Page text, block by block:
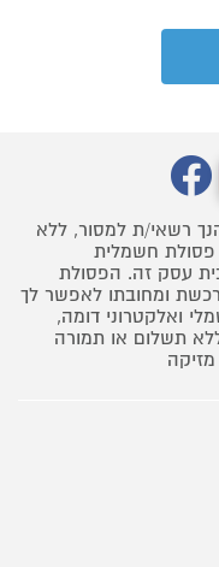
רשאי/ת למסור, ללא
חשמלית
עסק זה. הפסולת
ומחובתו לאפשר לך
ואלקטרוני דומה,
תשלום או תמורה